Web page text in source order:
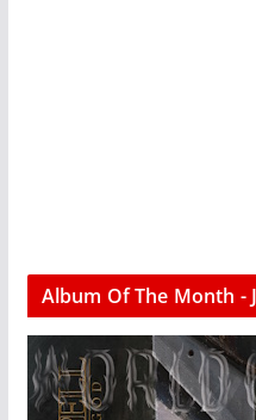
Album Of The Month -